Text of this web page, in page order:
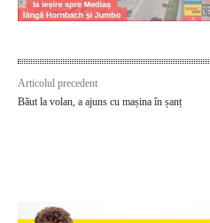
Articolul precedent
Băut la volan, a ajuns cu mașina în șanț